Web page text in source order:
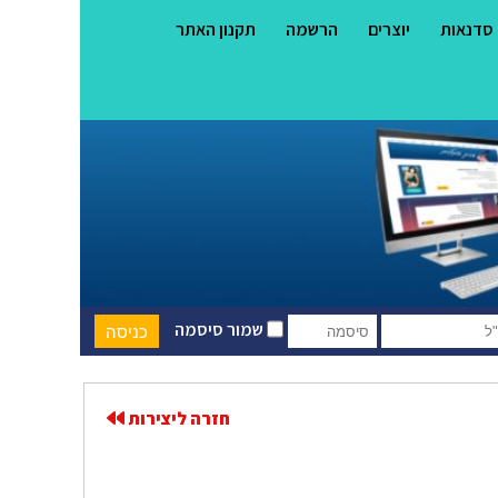
סדנאות יוצרים הרשמה תקנון האתר
שמור סיסמה
חזרה ליצירות